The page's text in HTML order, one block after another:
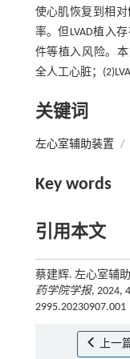
使心肌恢复到相
率。但LVAD植入
件等植入风险。
全人工心脏；
关键词
左心室辅助装置 /
Key words
引用本文
蔡建辉. 左心室辅
药学院学报, 2024,
2995.20230907.001
上一